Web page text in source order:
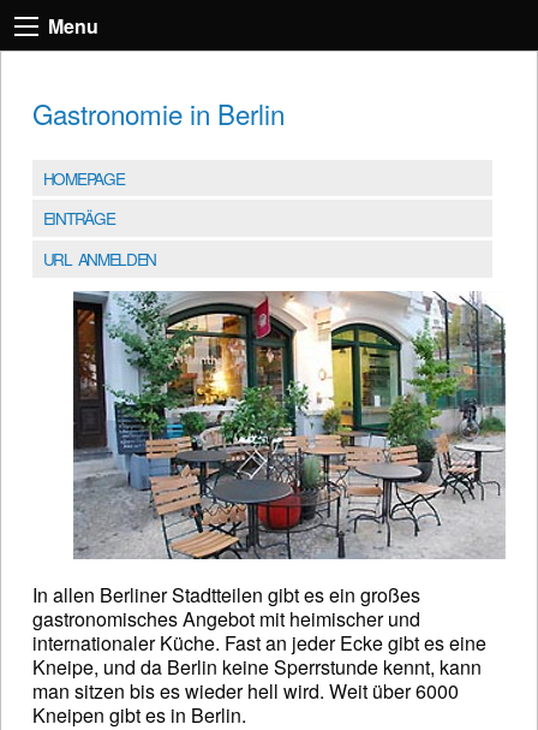
Menu
Gastronomie in Berlin
HOMEPAGE
EINTRÄGE
URL ANMELDEN
In allen Berliner Stadtteilen gibt es ein großes
gastronomisches Angebot mit heimischer und
internationaler Küche. Fast an jeder Ecke gibt es eine
Kneipe, und da Berlin keine Sperrstunde kennt, kann
man sitzen bis es wieder hell wird. Weit über 6000
Kneipen gibt es in Berlin.